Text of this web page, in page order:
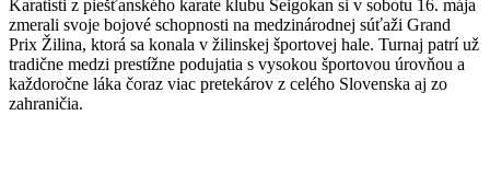
Karatisti z piešťanského karate klubu Seigokan si v sobotu 16. mája
zmerali svoje bojové schopnosti na medzinárodnej súťaži Grand
Prix Žilina, ktorá sa konala v žilinskej športovej hale. Turnaj patrí už
tradične medzi prestížne podujatia s vysokou športovou úrovňou a
každoročne láka čoraz viac pretekárov z celého Slovenska aj zo
zahraničia.